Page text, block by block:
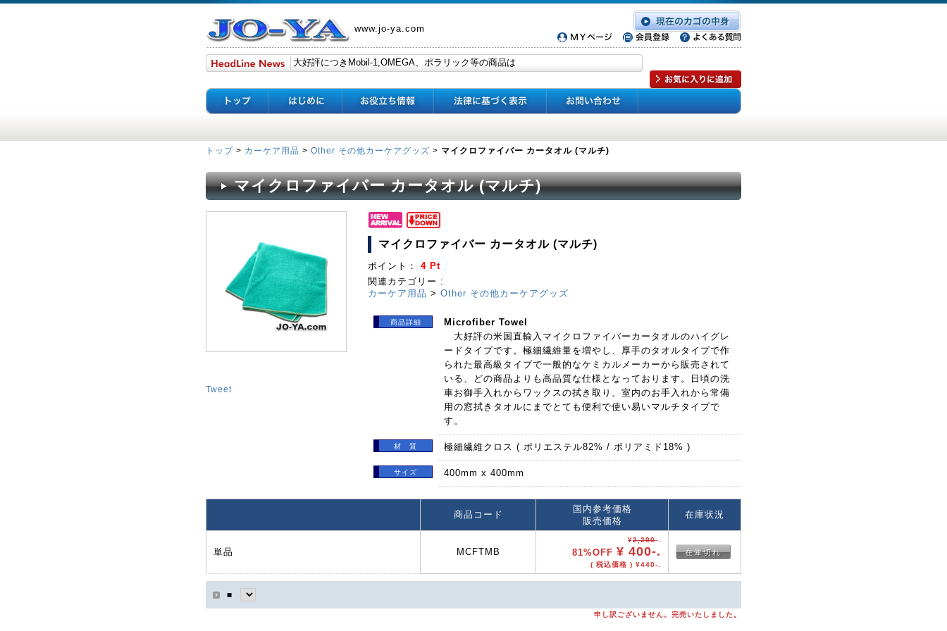
www.jo-ya.com
トップ > カーケア用品 > Other その他カーケアグッズ > マイクロファイバー カータオル (マルチ)
マイクロファイバー カータオル (マルチ)
Tweet
マイクロファイバー カータオル (マルチ)
ポイント： 4 Pt
関連カテゴリー :
カーケア用品 > Other その他カーケアグッズ
商品詳細
Microfiber Towel
大好評の米国直輸入マイクロファイバーカータオルのハイグレ
ードタイプです。極細繊維量を増やし、厚手のタオルタイプで作
られた最高級タイプで一般的なケミカルメーカーから販売されて
いる、どの商品よりも高品質な仕様となっております。日頃の洗
車お御手入れからワックスの拭き取り、室内のお手入れから常備
用の窓拭きタオルにまでとても便利で使い易いマルチタイプで
す。
材 質 極細繊維クロス ( ポリエステル82% / ポリアミド18% )
サイズ 400mm x 400mm
商品コード
国内参考価格
販売価格
在庫状況
単品 MCFTMB
¥2,200-.
81%OFF ¥ 400-.
( 税込価格 ) ¥440-.
在庫切れ
■
申し訳ございません。完売いたしました。